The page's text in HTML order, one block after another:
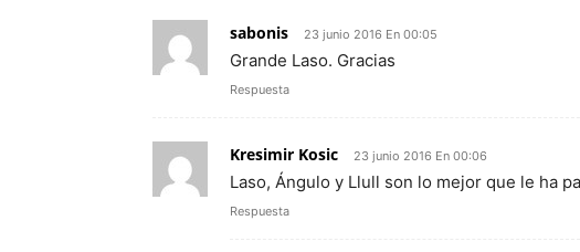
sabonis 23 junio 2016 En 00:05
Grande Laso. Gracias
Respuesta
Kresimir Kosic 23 junio 2016 En 00:06
Laso, Ángulo y Llull son lo mejor que le ha
Respuesta